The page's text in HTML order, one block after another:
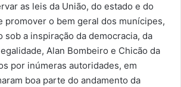
as leis da União, do estado e do
promover o bem geral dos munícipes,
sob a inspiração da democracia, da
Alan Bombeiro e Chicão da
por inúmeras autoridades, em
boa parte do andamento da